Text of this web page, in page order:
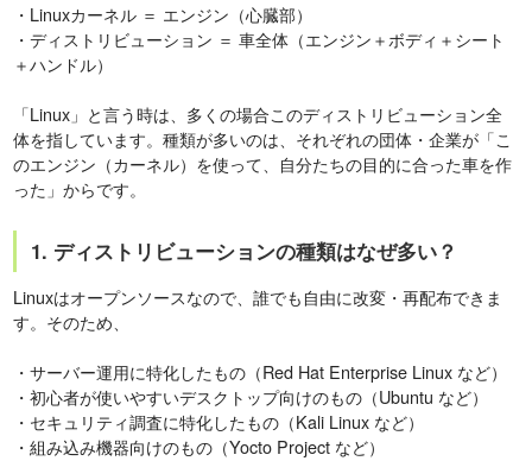
・Linuxカーネル ＝ エンジン（心臓部）
・ディストリビューション ＝ 車全体（エンジン＋ボディ＋シート
＋ハンドル）
「Linux」と言う時は、多くの場合このディストリビューション全
体を指しています。種類が多いのは、それぞれの団体・企業が「こ
のエンジン（カーネル）を使って、自分たちの目的に合った車を作
った」からです。
1. ディストリビューションの種類はなぜ多い？
Linuxはオープンソースなので、誰でも自由に改変・再配布できま
す。そのため、
・サーバー運用に特化したもの（Red Hat Enterprise Linux など）
・初心者が使いやすいデスクトップ向けのもの（Ubuntu など）
・セキュリティ調査に特化したもの（Kali Linux など）
・組み込み機器向けのもの（Yocto Project など）